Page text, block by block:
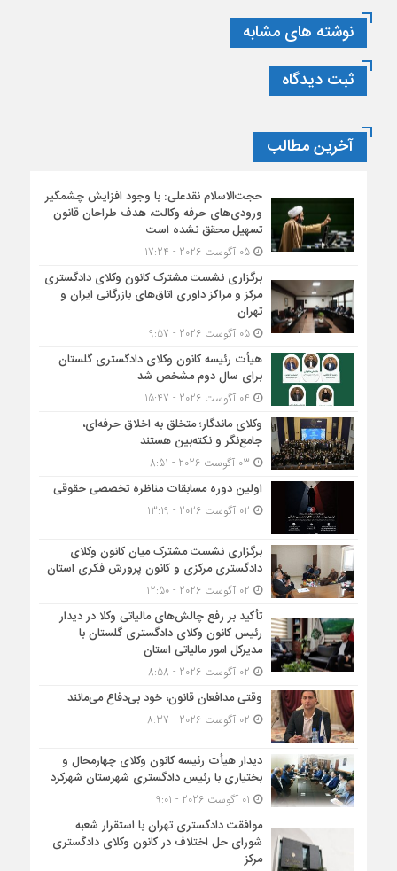
نوشته های مشابه
ثبت دیدگاه
آخرین مطالب
حجت‌الاسلام نقدعلی: با وجود افزایش چشمگیر
ورودی‌های حرفه وکالت، هدف طراحان قانون
تسهیل محقق نشده است
05 آگوست 2026 - 17:24
برگزاری نشست مشترک کانون وکلای دادگستری
مرکز و مراکز داوری اتاق‌های بازرگانی ایران و
تهران
05 آگوست 2026 - 9:57
هیأت ‌رئیسه کانون وکلای دادگستری گلستان
برای سال دوم مشخص شد
وکلای ماندگار؛ متخلق به اخلاق حرفه‌ای،
جامع‌نگر و نکته‌بین هستند
اولین دوره مسابقات مناظره تخصصی حقوقی
برگزاری نشست مشترک میان کانون وکلای
دادگستری مرکزی و کانون پرورش فکری استان
تأکید بر رفع چالش‌های مالیاتی وکلا در دیدار
رئیس کانون وکلای دادگستری گلستان با
مدیرکل امور مالیاتی استان
وقتی مدافعان قانون، خود بی‌دفاع می‌مانند
دیدار هیأت رئیسه کانون وکلای چهارمحال و
بختیاری با رئیس دادگستری شهرستان شهرکرد
موافقت دادگستری تهران با استقرار شعبه
شورای حل اختلاف در کانون وکلای دادگستری
مرکز